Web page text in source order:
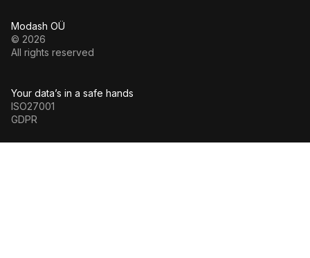
Modash OÜ
© 2026
All rights reserved
Your data’s in a safe hands
ISO27001
GDPR